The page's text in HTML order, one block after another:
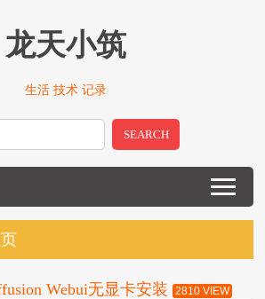
龙天小筑
生活 技术 记录
SEARCH
Webui无显卡安装 2810 VIEW